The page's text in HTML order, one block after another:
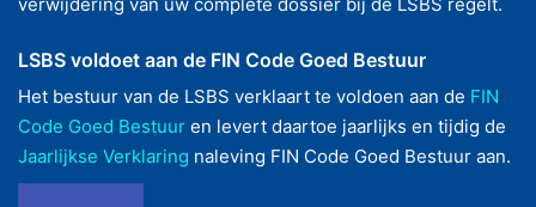
verwijdering van uw complete dossier bij de LSBS regelt.
LSBS voldoet aan de FIN Code Goed Bestuur
Het bestuur van de LSBS verklaart te voldoen aan de FIN
Code Goed Bestuur en levert daartoe jaarlijks en tijdig de
Jaarlijkse Verklaring naleving FIN Code Goed Bestuur aan.